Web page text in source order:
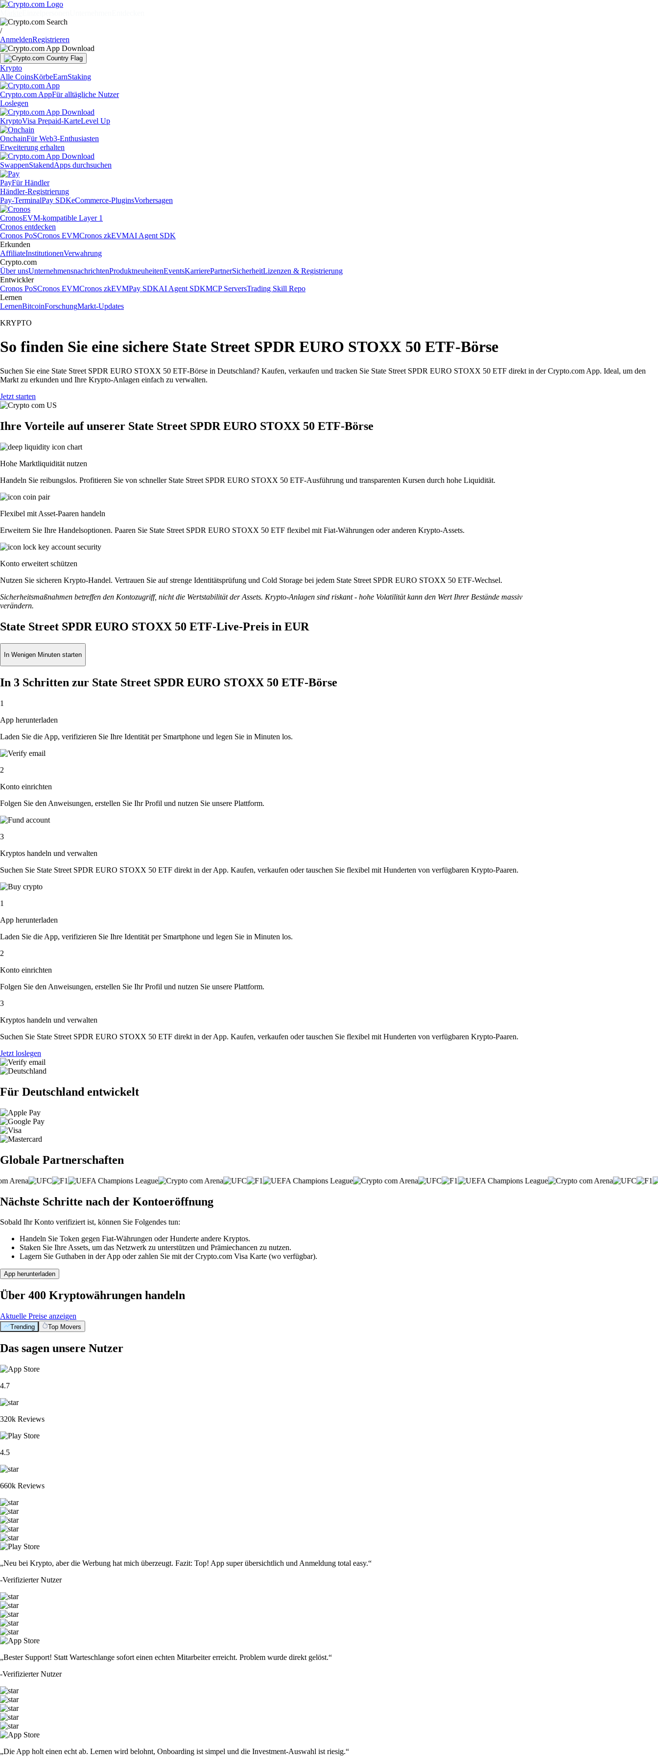
/
AnmeldenRegistrieren
Krypto
Alle CoinsKörbeEarnStaking
Crypto.com AppFür alltägliche Nutzer
Loslegen
KryptoVisa Prepaid-KarteLevel Up
OnchainFür Web3-Enthusiasten
Erweiterung erhalten
SwappenStakendApps durchsuchen
PayFür Händler
Händler-Registrierung
Pay-TerminalPay SDKeCommerce-PluginsVorhersagen
CronosEVM-kompatible Layer 1
Cronos entdecken
Cronos PoSCronos EVMCronos zkEVMAI Agent SDK
Erkunden
AffiliateInstitutionenVerwahrung
Crypto.com
Über unsUnternehmensnachrichtenProduktneuheitenEventsKarrierePartnerSicherheitLizenzen & Registrierung
Entwickler
Cronos PoSCronos EVMCronos zkEVMPay SDKAI Agent SDKMCP ServersTrading Skill Repo
Lernen
LernenBitcoinForschungMarkt-Updates
KRYPTO
So finden Sie eine sichere State Street SPDR EURO STOXX 50 ETF-Börse
Suchen Sie eine State Street SPDR EURO STOXX 50 ETF-Börse in Deutschland? Kaufen, verkaufen und tracken Sie State Street SPDR EURO STOXX 50 ETF direkt in der Crypto.com App. Ideal, um den
Markt zu erkunden und Ihre Krypto-Anlagen einfach zu verwalten.
Jetzt starten
Ihre Vorteile auf unserer State Street SPDR EURO STOXX 50 ETF-Börse
Hohe Marktliquidität nutzen
Handeln Sie reibungslos. Profitieren Sie von schneller State Street SPDR EURO STOXX 50 ETF-Ausführung und transparenten Kursen durch hohe Liquidität.
Flexibel mit Asset-Paaren handeln
Erweitern Sie Ihre Handelsoptionen. Paaren Sie State Street SPDR EURO STOXX 50 ETF flexibel mit Fiat-Währungen oder anderen Krypto-Assets.
Konto erweitert schützen
Nutzen Sie sicheren Krypto-Handel. Vertrauen Sie auf strenge Identitätsprüfung und Cold Storage bei jedem State Street SPDR EURO STOXX 50 ETF-Wechsel.
Sicherheitsmaßnahmen betreffen den Kontozugriff, nicht die Wertstabilität der Assets. Krypto-Anlagen sind riskant - hohe Volatilität kann den Wert Ihrer Bestände massiv
verändern.
State Street SPDR EURO STOXX 50 ETF-Live-Preis in EUR
In Wenigen Minuten starten
In 3 Schritten zur State Street SPDR EURO STOXX 50 ETF-Börse
1
App herunterladen
Laden Sie die App, verifizieren Sie Ihre Identität per Smartphone und legen Sie in Minuten los.
2
Konto einrichten
Folgen Sie den Anweisungen, erstellen Sie Ihr Profil und nutzen Sie unsere Plattform.
3
Kryptos handeln und verwalten
Suchen Sie State Street SPDR EURO STOXX 50 ETF direkt in der App. Kaufen, verkaufen oder tauschen Sie flexibel mit Hunderten von verfügbaren Krypto-Paaren.
1
App herunterladen
Laden Sie die App, verifizieren Sie Ihre Identität per Smartphone und legen Sie in Minuten los.
2
Konto einrichten
Folgen Sie den Anweisungen, erstellen Sie Ihr Profil und nutzen Sie unsere Plattform.
3
Kryptos handeln und verwalten
Suchen Sie State Street SPDR EURO STOXX 50 ETF direkt in der App. Kaufen, verkaufen oder tauschen Sie flexibel mit Hunderten von verfügbaren Krypto-Paaren.
Jetzt loslegen
Für Deutschland entwickelt
Globale Partnerschaften
Nächste Schritte nach der Kontoeröffnung
Sobald Ihr Konto verifiziert ist, können Sie Folgendes tun:
Handeln Sie Token gegen Fiat-Währungen oder Hunderte andere Kryptos.
Staken Sie Ihre Assets, um das Netzwerk zu unterstützen und Prämiechancen zu nutzen.
Lagern Sie Guthaben in der App oder zahlen Sie mit der Crypto.com Visa Karte (wo verfügbar).
App herunterladen
Über 400 Kryptowährungen handeln
Aktuelle Preise anzeigen
Trending Top Movers
Das sagen unsere Nutzer
4.7
320k Reviews
4.5
660k Reviews
„Neu bei Krypto, aber die Werbung hat mich überzeugt. Fazit: Top! App super übersichtlich und Anmeldung total easy.“
-Verifizierter Nutzer
„Bester Support! Statt Warteschlange sofort einen echten Mitarbeiter erreicht. Problem wurde direkt gelöst.“
-Verifizierter Nutzer
„Die App holt einen echt ab. Lernen wird belohnt, Onboarding ist simpel und die Investment-Auswahl ist riesig.“